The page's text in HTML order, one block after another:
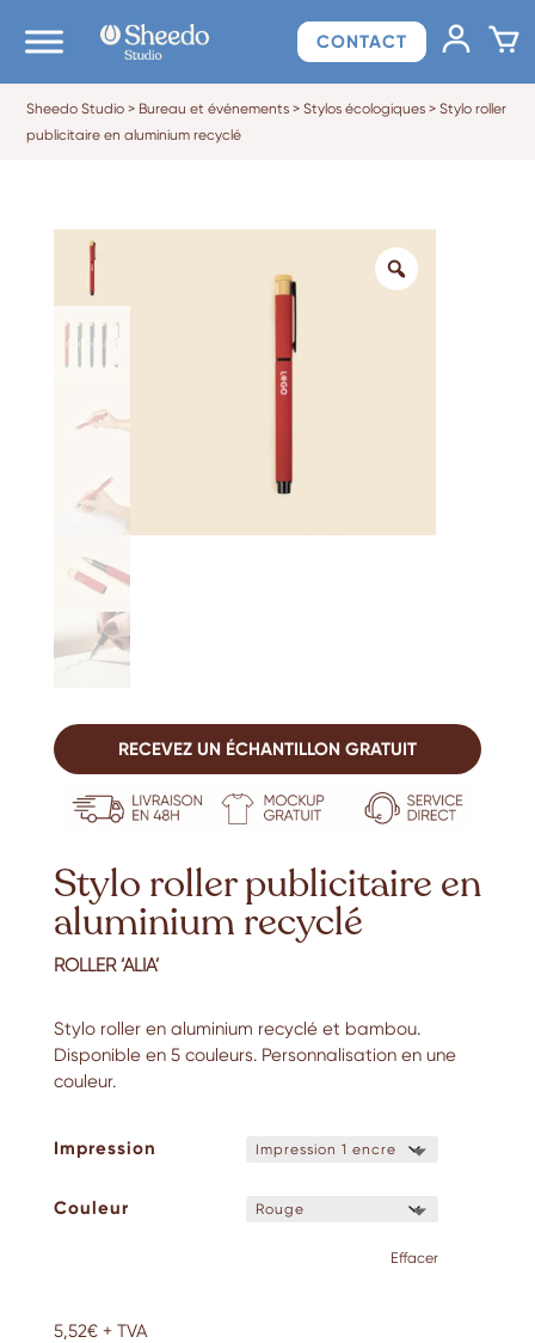
CONTACT
Sheedo Studio > Bureau et événements >Stylos écologiques >Stylo roller
publicitaire en aluminium recyclé
RECEVEZ UN ÉCHANTILLON GRATUIT
Stylo roller publicitaire en
aluminium recyclé
ROLLER ‘ALIA’
Stylo roller en aluminium recyclé et bambou.
Disponible en 5 couleurs. Personnalisation en une
couleur.
Impression
Couleur
Effacer
5,52€ + TVA